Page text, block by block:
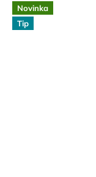
Novinka
Tip